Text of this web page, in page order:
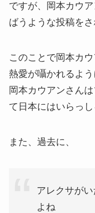
ですが、岡本カウ
ばうような投稿をさ
このことで岡本カ
熱愛が囁かれるよ
岡本カウアンさん
て日本にはいらっし
また、過去に、
アレクサが
よね